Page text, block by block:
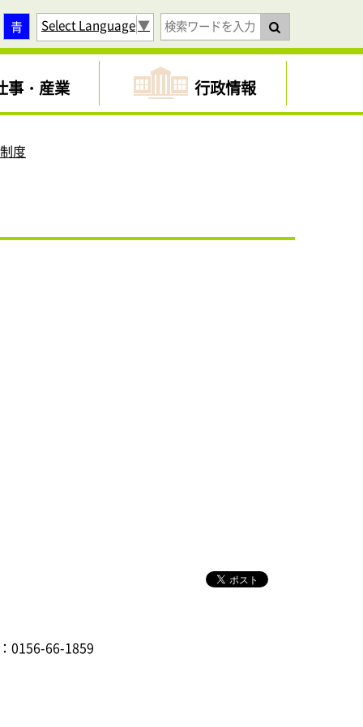
青 Select Language▼
事・産業 行政情報
度
0156-66-1859